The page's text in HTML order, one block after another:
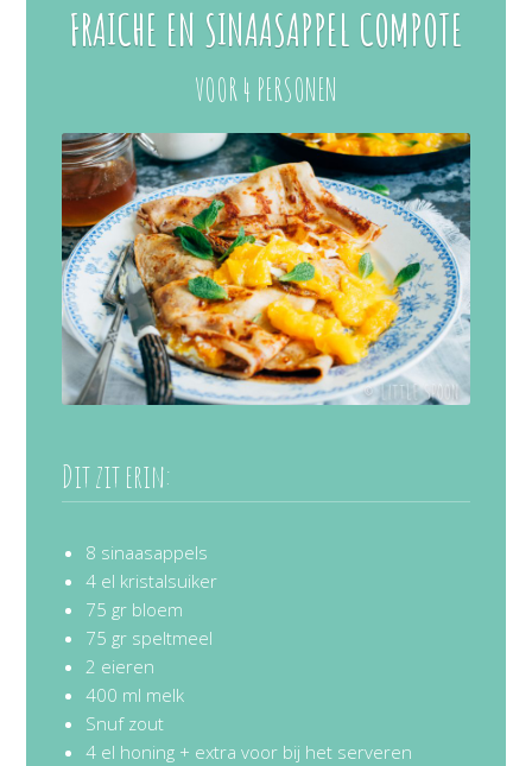
FRAICHE EN SINAASAPPEL COMPOTE
VOOR 4 PERSONEN
Dit zit erin:
8 sinaasappels
4 el kristalsuiker
75 gr bloem
75 gr speltmeel
2 eieren
400 ml melk
Snuf zout
4 el honing + extra voor bij het serveren